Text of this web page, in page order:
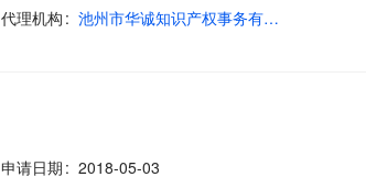
代理机构 池州市华诚知识产权事务有限公司
申请日期
2018-05-03